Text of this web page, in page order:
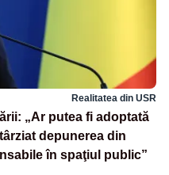
Realitatea din USR
„Ar putea fi adoptată
depunerea din
în spaţiul public”